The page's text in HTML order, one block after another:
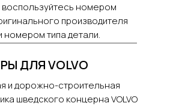
воспользуйтесь номером
производителя
номером типа детали.
ДЛЯ VOLVO
и дорожно-строительная
шведского концерна VOLVO